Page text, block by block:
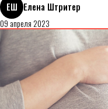
ЕШ Елена Штритер
09 апреля 2023